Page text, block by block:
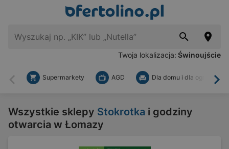
Twoja lokalizacja: Świnoujście
Wstecz
Supermarkety AGD Dla domu i dla ogrodu
Wszystkie sklepy Stokrotka i godziny
otwarcia w Łomazy